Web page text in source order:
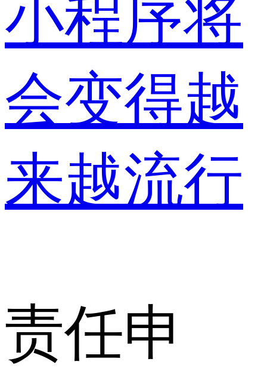
小程序将
会变得越
来越流行
责任申